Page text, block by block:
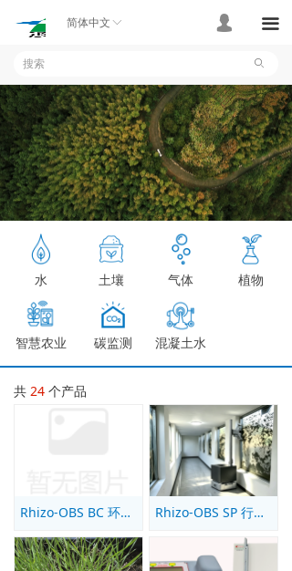
끀
首页
产品
应用案例
技术支持
关于我们
联系我们
ꀅ
简体中文 넙
ꄙ
水 土壤 气体 植物
智慧农业 碳监测
混凝土水
分
共 24 个产品
Rhizo-OBS BC 环形地面根箱高通量表型监测系统 Rhizo-OBS SP 行走式根系高通量表型监测系统